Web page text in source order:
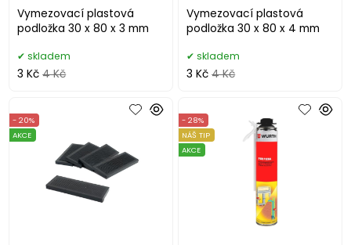
Vymezovací plastová
podložka 30 x 80 x 3 mm
skladem
3 Kč 4 Kč
Vymezovací plastová
podložka 30 x 80 x 4 mm
skladem
3 Kč 4 Kč
- 20%
AKCE
- 28%
NÁŠ TIP
AKCE